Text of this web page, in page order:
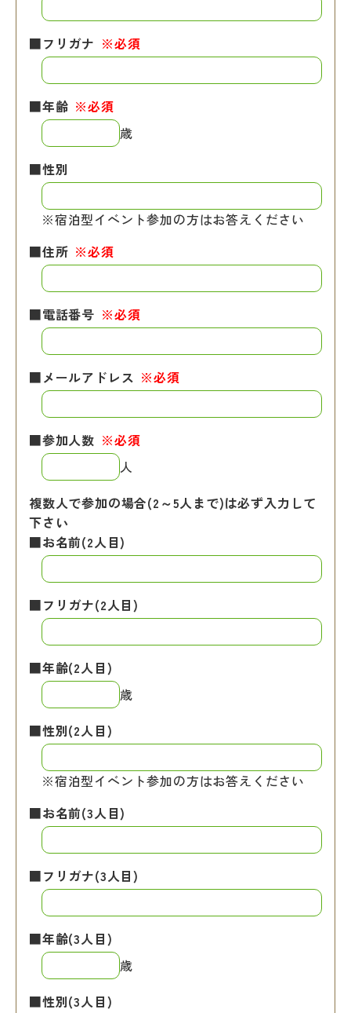
■フリガナ ※必須
■年齢 ※必須
歳
■性別
※宿泊型イベント参加の方はお答えください
■住所 ※必須
■電話番号 ※必須
■メールアドレス ※必須
■参加人数 ※必須
人
複数人で参加の場合(2～5人まで)は必ず入力して
下さい
■お名前(2人目)
■フリガナ(2人目)
■年齢(2人目)
歳
■性別(2人目)
※宿泊型イベント参加の方はお答えください
■お名前(3人目)
■フリガナ(3人目)
■年齢(3人目)
歳
■性別(3人目)